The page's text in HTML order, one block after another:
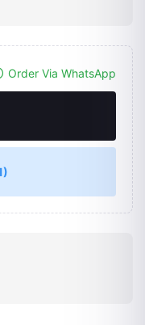
Order Via WhatsApp